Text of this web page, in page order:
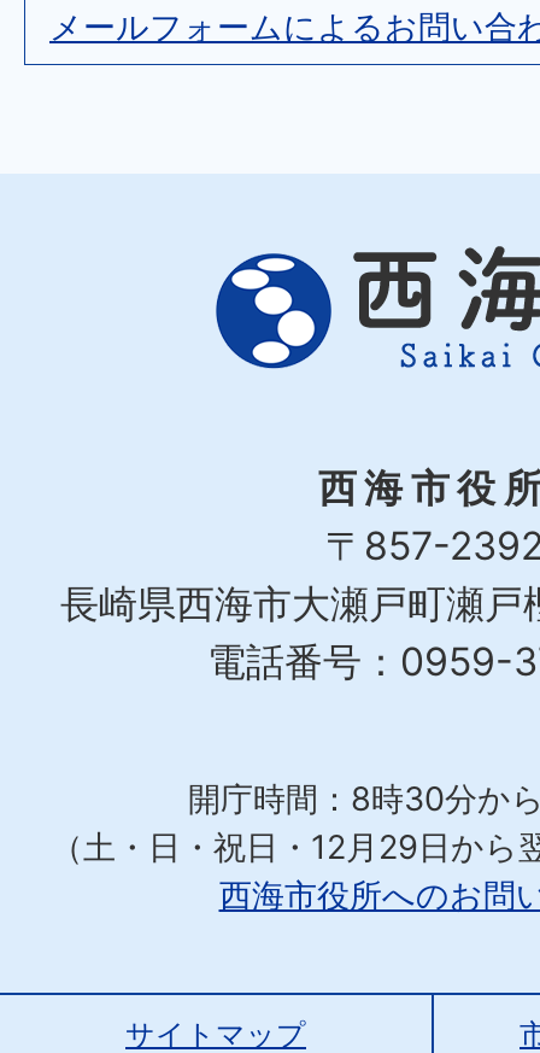
メールフォームによるお問い合
西海市役
〒857-
長崎県西海市大瀬戸町瀬
電話番号：0959-
開庁時間：8時30分か
（土・日・祝日・12月29日から
西海市役所へのお問
サイトマップ